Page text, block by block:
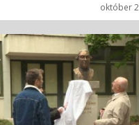
október